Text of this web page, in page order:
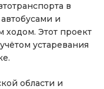
в
и
ходом. Этот проект
устаревания
области и